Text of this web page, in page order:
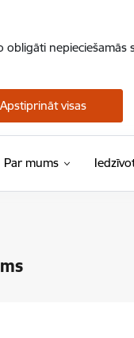
Apstiprināt visas
Par mums